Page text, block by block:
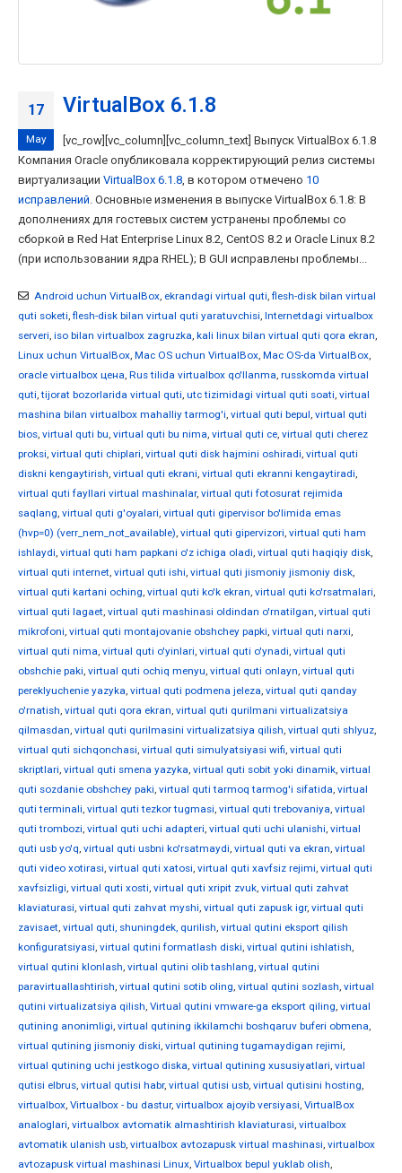
17
May
VirtualBox 6.1.8
[vc_row][vc_column][vc_column_text] Выпуск VirtualBox 6.1.8
Компания Oracle опубликовала корректирующий релиз системы
виртуализации VirtualBox 6.1.8, в котором отмечено 10
исправлений. Основные изменения в выпуске VirtualBox 6.1.8: В
дополнениях для гостевых систем устранены проблемы со
сборкой в Red Hat Enterprise Linux 8.2, CentOS 8.2 и Oracle Linux 8.2
(при использовании ядра RHEL); В GUI исправлены проблемы...
Android uchun VirtualBox, ekrandagi virtual quti, flesh-disk bilan virtual
quti soketi, flesh-disk bilan virtual quti yaratuvchisi, Internetdagi virtualbox
serveri, iso bilan virtualbox zagruzka, kali linux bilan virtual quti qora ekran,
Linux uchun VirtualBox, Mac OS uchun VirtualBox, Mac OS-da VirtualBox,
oracle virtualbox цена, Rus tilida virtualbox qo'llanma, russkomda virtual
quti,tijorat bozorlarida virtual quti, utc tizimidagi virtual quti soati, virtual
mashina bilan virtualbox mahalliy tarmog'i, virtual quti bepul, virtual quti
bios, virtual quti bu, virtual quti bu nima, virtual quti ce, virtual quti cherez
proksi, virtual quti chiplari, virtual quti disk hajmini oshiradi, virtual quti
diskni kengaytirish, virtual quti ekrani, virtual quti ekranni kengaytiradi,
virtual quti fayllari virtual mashinalar, virtual quti fotosurat rejimida
saqlang, virtual quti g'oyalari, virtual quti gipervisor bo'limida emas
(hvp=0) (verr_nem_not_available), virtual quti gipervizori, virtual quti ham
ishlaydi, virtual quti ham papkani o'z ichiga oladi, virtual quti haqiqiy disk,
virtual quti internet, virtual quti ishi, virtual quti jismoniy jismoniy disk,
virtual quti kartani oching, virtual quti ko'k ekran, virtual quti ko'rsatmalari,
virtual quti lagaet, virtual quti mashinasi oldindan o'rnatilgan, virtual quti
mikrofoni, virtual quti montajovanie obshchey papki, virtual quti narxi,
virtual quti nima, virtual quti o'yinlari, virtual quti o'ynadi, virtual quti
obshchie paki, virtual quti ochiq menyu, virtual quti onlayn, virtual quti
pereklyuchenie yazyka, virtual quti podmena jeleza, virtual quti qanday
o'rnatish, virtual quti qora ekran, virtual quti qurilmani virtualizatsiya
qilmasdan, virtual quti qurilmasini virtualizatsiya qilish, virtual quti shlyuz,
virtual quti sichqonchasi, virtual quti simulyatsiyasi wifi, virtual quti
skriptlari, virtual quti smena yazyka, virtual quti sobit yoki dinamik, virtual
quti sozdanie obshchey paki, virtual quti tarmoq tarmog'i sifatida, virtual
quti terminali, virtual quti tezkor tugmasi, virtual quti trebovaniya, virtual
quti trombozi, virtual quti uchi adapteri, virtual quti uchi ulanishi, virtual
quti usb yo'q, virtual quti usbni ko'rsatmaydi, virtual quti va ekran, virtual
quti video xotirasi, virtual quti xatosi, virtual quti xavfsiz rejimi, virtual quti
xavfsizligi, virtual quti xosti, virtual quti xripit zvuk, virtual quti zahvat
klaviaturasi, virtual quti zahvat myshi, virtual quti zapusk igr, virtual quti
zavisaet, virtual quti, shuningdek, qurilish, virtual qutini eksport qilish
konfiguratsiyasi, virtual qutini formatlash diski, virtual qutini ishlatish,
virtual qutini klonlash, virtual qutini olib tashlang, virtual qutini
paravirtuallashtirish, virtual qutini sotib oling, virtual qutini sozlash, virtual
qutini virtualizatsiya qilish, Virtual qutini vmware-ga eksport qiling, virtual
qutining anonimligi, virtual qutining ikkilamchi boshqaruv buferi obmena,
virtual qutining jismoniy diski, virtual qutining tugamaydigan rejimi,
virtual qutining uchi jestkogo diska, virtual qutining xususiyatlari, virtual
qutisi elbrus, virtual qutisi habr, virtual qutisi usb, virtual qutisini hosting,
virtualbox, Virtualbox - bu dastur, virtualbox ajoyib versiyasi, VirtualBox
analoglari, virtualbox avtomatik almashtirish klaviaturasi, virtualbox
avtomatik ulanish usb, virtualbox avtozapusk virtual mashinasi, virtualbox
avtozapusk virtual mashinasi Linux, Virtualbox bepul yuklab olish,